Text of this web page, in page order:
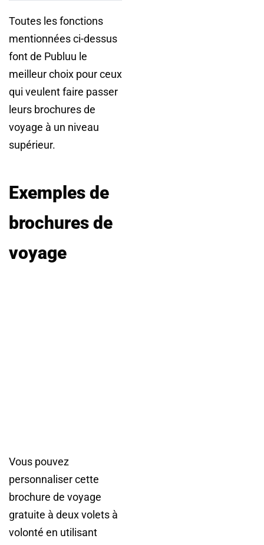
Toutes les fonctions
mentionnées ci-dessus
font de Publuu le
meilleur choix pour ceux
qui veulent faire passer
leurs brochures de
voyage à un niveau
supérieur.
Exemples de
brochures de
voyage
Vous pouvez
personnaliser cette
brochure de voyage
gratuite à deux volets à
volonté en utilisant